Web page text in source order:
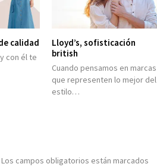
calidad
con él te
Lloyd’s, sofisticación
british
Cuando pensamos en marcas
que representen lo mejor del
estilo…
Los campos obligatorios están marcados